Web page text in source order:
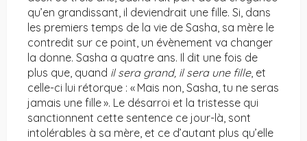
qu’en grandissant, il deviendrait une fille. Si, dans
les premiers temps de la vie de Sasha, sa mère le
contredit sur ce point, un évènement va changer
la donne. Sasha a quatre ans. Il dit une fois de
plus que, quand il sera grand, il sera une fille, et
celle-ci lui rétorque : « Mais non, Sasha, tu ne seras
jamais une fille ». Le désarroi et la tristesse qui
sanctionnent cette sentence ce jour-là, sont
intolérables à sa mère, et ce d’autant plus qu’elle